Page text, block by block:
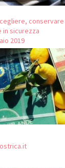
in sicurezza
2019